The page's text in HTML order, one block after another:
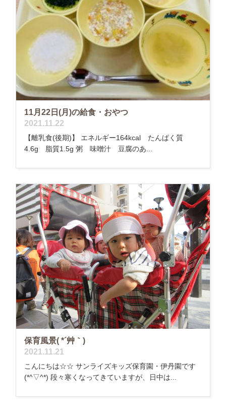
11月22日(月)の給食・おやつ
2021.11.22
【離乳食(後期)】 エネルギー164kcal たんぱく質
4.6g 脂質1.5g 粥 味噌汁 豆腐のあ...
保育風景( *´艸｀)
2021.11.21
こんにちは☆☆ サンライズキッズ保育園・伊丹園です
(*^▽^*) 段々寒くなってきていますが、日中は...